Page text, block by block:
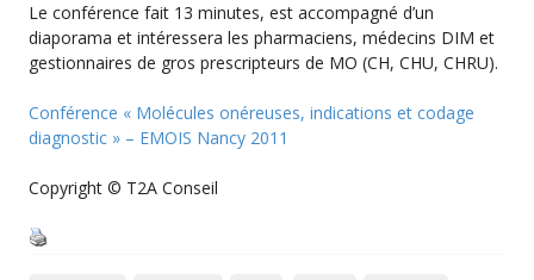
Le conférence fait 13 minutes, est accompagné d’un
diaporama et intéressera les pharmaciens, médecins DIM et
gestionnaires de gros prescripteurs de MO (CH, CHU, CHRU).
Conférence « Molécules onéreuses, indications et codage
diagnostic » – EMOIS Nancy 2011
Copyright © T2A Conseil